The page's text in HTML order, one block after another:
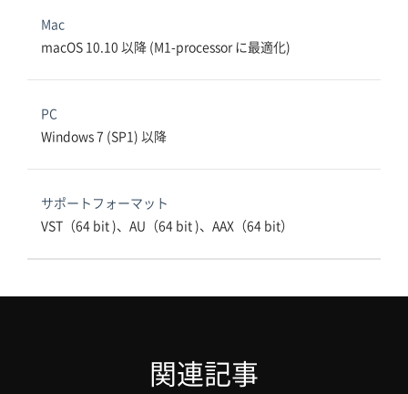
Mac
macOS 10.10 以降 (M1-processor に最適化)
PC
Windows 7 (SP1) 以降
サポートフォーマット
VST（64 bit )、AU（64 bit )、AAX（64 bit）
関連記事